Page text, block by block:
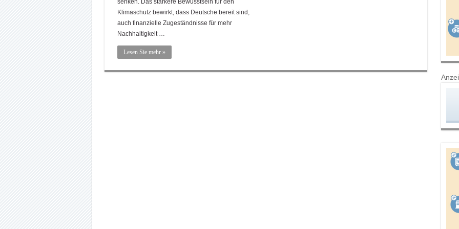
Klimaschutz bewirkt, dass Deutsche bereit sind,
auch finanzielle Zugeständnisse für mehr
Nachhaltigkeit …
Lesen Sie mehr »